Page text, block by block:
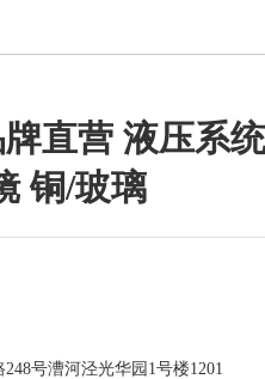
直营 液压系
铜/玻璃
号漕河泾光华园1号楼1201